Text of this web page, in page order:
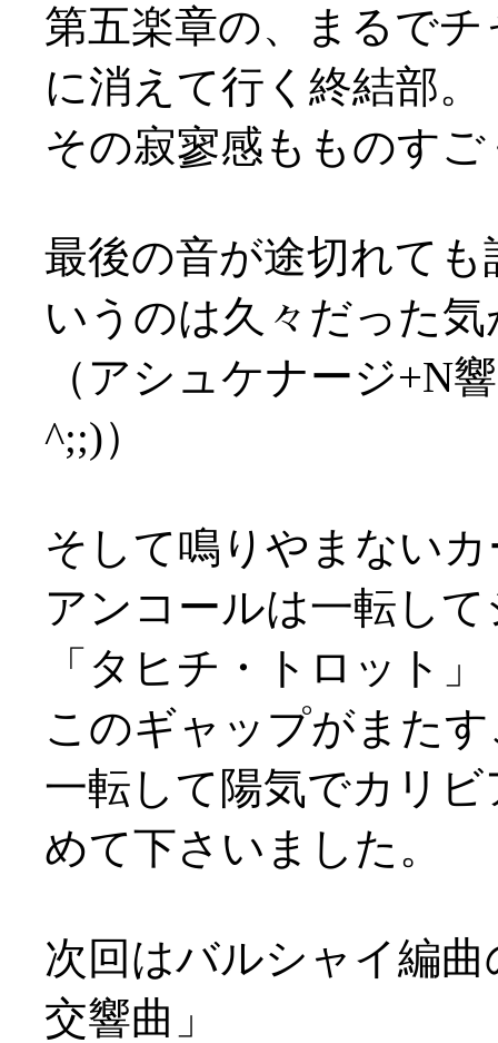
第五楽章の、まるで
に消えて行く終結部。
その寂寥感もものす
最後の音が途切れて
いうのは久々だった
（アシュケナージ+N
^;;)）
そして鳴りやまない
アンコールは一転し
「タヒチ・トロット
このギャップがまた
一転して陽気でカリ
めて下さいました。
次回はバルシャイ編
交響曲」